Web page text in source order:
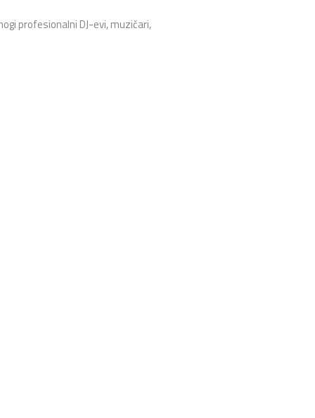
profesionalni DJ-evi, muzičari,